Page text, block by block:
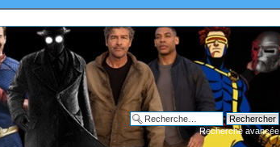
Recherche avancée